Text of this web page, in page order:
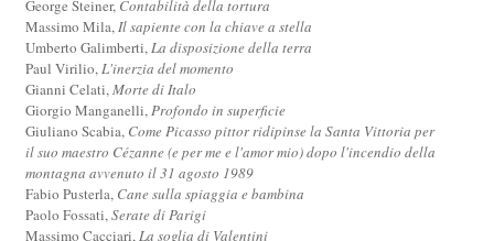
George Steiner, Contabilità della tortura
Massimo Mila,Il sapiente con la chiave a stella
Umberto Galimberti,La disposizione della terra
Paul Virilio,L'inerzia del momento
Gianni Celati,Morte di Italo
Giorgio Manganelli,Profondo in superficie
Giuliano Scabia, Come Picasso pittor ridipinse la Santa Vittoria per
il suo maestro Cézanne (e per me e l'amor mio) dopo l'incendio della
montagna avvenuto il 31 agosto 1989
Fabio Pusterla, Cane sulla spiaggia e bambina
Paolo Fossati,Serate di Parigi
Massimo Cacciari,La soglia di Valentini